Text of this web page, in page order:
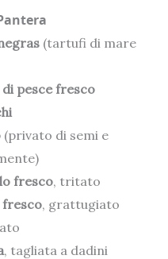
(tartufi di mare
pesce fresco
(privato di semi e
fresco, tritato
fresco, grattugiato
, tagliata a dadini